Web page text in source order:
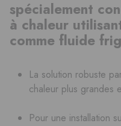
spécialement
à chaleur
comme fluide
La solution robuste
chaleur plus grandes
Pour une installation